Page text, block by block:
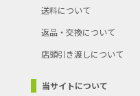
送料について
返品・交換について
店頭引き渡しについて
当サイトについて